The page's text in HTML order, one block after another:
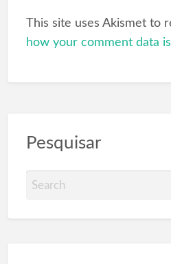
This site uses Akismet to
how your comment data
Pesquisar
a